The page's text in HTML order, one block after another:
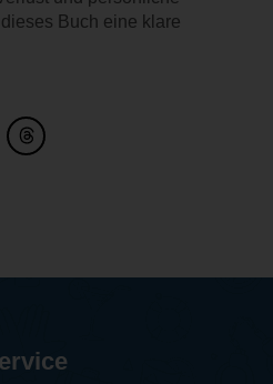
Buch eine klare